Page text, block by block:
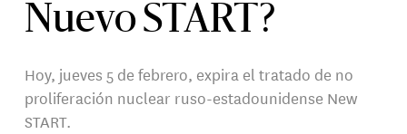
Nuevo START?
Hoy, jueves 5 de febrero, expira el tratado de no
proliferación nuclear ruso-estadounidense New
START.